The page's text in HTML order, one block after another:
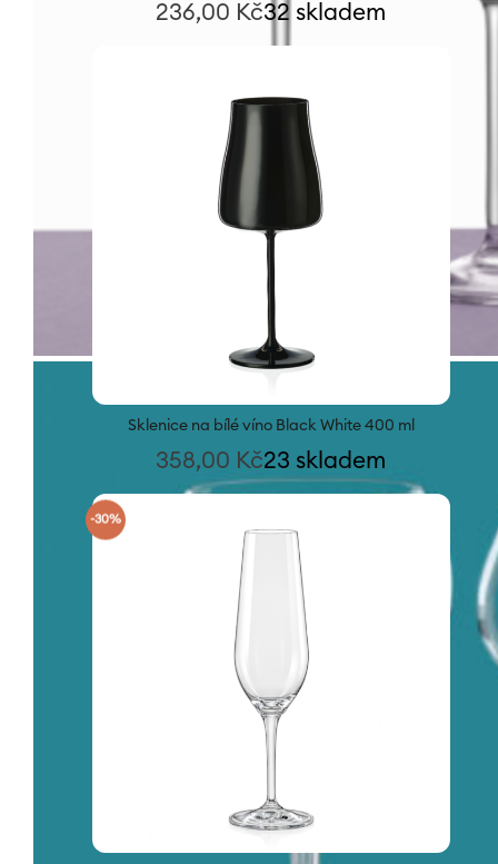
236,00 Kč32 skladem
Sklenice na bílé víno Black White 400 ml
358,00 Kč23 skladem
-30%